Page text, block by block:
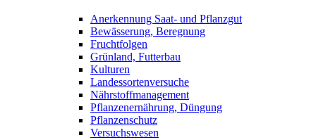
Anerkennung Saat- und Pflanzgut
Bewässerung, Beregnung
Fruchtfolgen
Grünland, Futterbau
Kulturen
Landessortenversuche
Nährstoffmanagement
Pflanzenernährung, Düngung
Pflanzenschutz
Versuchswesen